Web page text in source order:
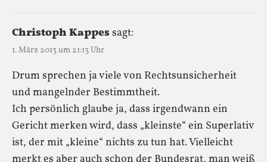
Christoph Kappessagt:
1. März 2013 um 21:13 Uhr
Drum sprechen ja viele von Rechtsunsicherheit
und mangelnder Bestimmtheit.
Ich persönlich glaube ja, dass irgendwann ein
Gericht merken wird, dass „kleinste“ ein Superlativ
ist, der mit „kleine“ nichts zu tun hat. Vielleicht